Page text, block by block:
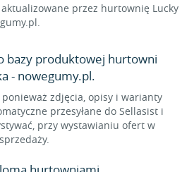
przez hurtownię Lucky
bazy produktowej hurtowni
- nowegumy.pl.
ponieważ zdjęcia, opisy i warianty
przesyłane do Sellasist i
przy wystawianiu ofert w